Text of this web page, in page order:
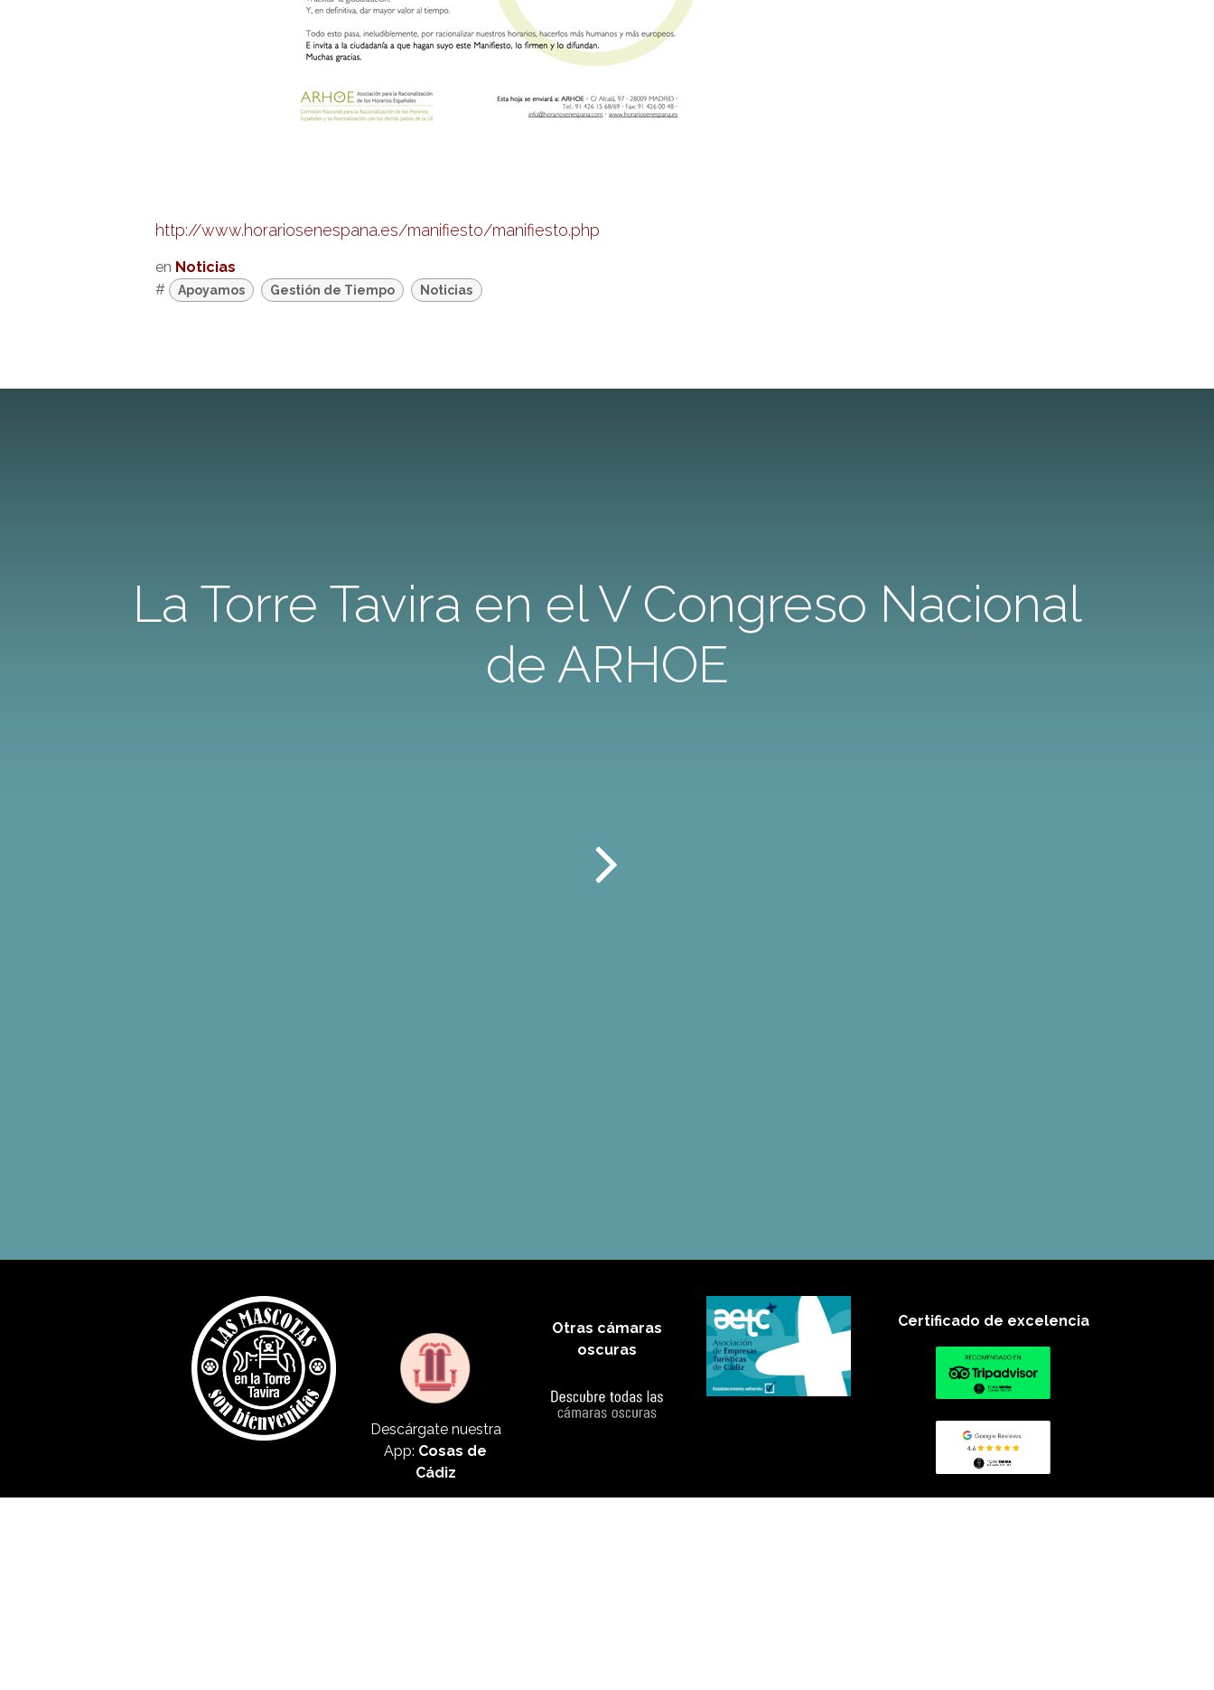
http://www.horariosenespana.es/manifiesto/manifiesto.php
en Noticias
#
Apoyamos Gestión de Tiempo Noticias
La Torre Tavira en el V Congreso Nacional
de ARHOE
Descárgate nuestra
App: Cosas de
Cádiz
Otras cámaras
oscuras
Certificado de excelencia